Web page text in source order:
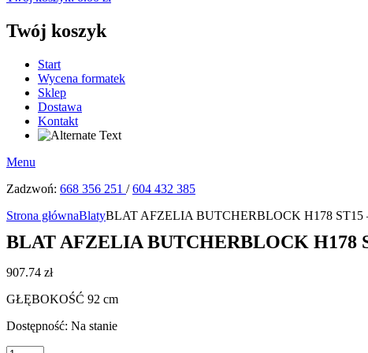
Twój koszyk
Start
Wycena formatek
Sklep
Dostawa
Kontakt
Menu
Zadzwoń: 668 356 251 /604 432 385
Strona głównaBlatyBLAT AFZELIA BUTCHERBLOCK H178 ST15
BLAT AFZELIA BUTCHERBLOCK H178
907.74 zł
GŁĘBOKOŚĆ 92 cm
Dostępność: Na stanie